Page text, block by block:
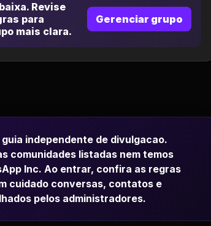
Revise
para
mais clara.
Gerenciar grupo
guia independente de divulgacao.
comunidades listadas nem temos
Inc. Ao entrar, confira as regras
cuidado conversas, contatos e
pelos administradores.